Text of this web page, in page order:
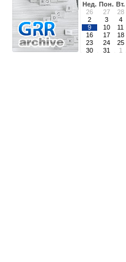
Нед. Пон. Вт.
26
27 28
2
3 4
9
10 11
16
17 18
23
24 25
30
31 1